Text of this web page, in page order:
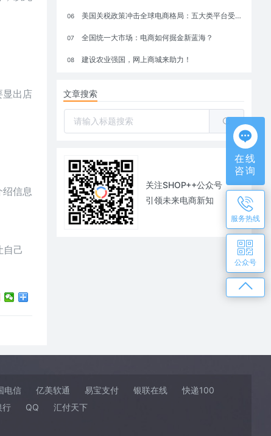
显出店
信息
自己
06 美国关税政策冲击全球电商格局：五大类平台受重创，转型与自救成关键
07 全国统一大市场：电商如何掘金新蓝海？
08 建设农业强国，网上商城来助力！
文章搜索
关注SHOP++公众号
引领未来电商新知
电信 亿美软通 易宝支付 银联在线
快递100
行 QQ 汇付天下
在线
咨询
服务热线
公众号